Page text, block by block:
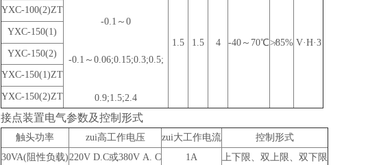
-0.1 ～0
-0.1 ～0.06;0.15;0.3;0.5;
0.9;1.5;2.4
1.5 1.5 4 -40 ～70℃≯85% V·H·3
YXC-100(2)ZT
YXC-150(1)
YXC-150(2)
YXC-150(1)ZT
YXC-150(2)ZT
接点装置电气参数及控制形式
触头功率 zui高工作电压 zui大工作电流
控制形式
30VA( 阻性负载)220V D.C或380V A. C 1A 上下限、双上限、双下限